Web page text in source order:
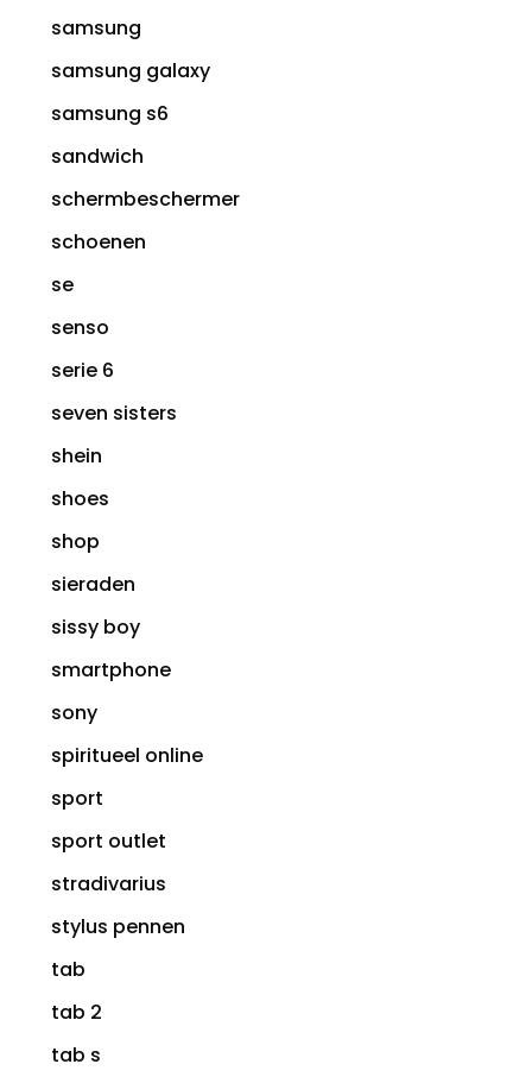
samsung
samsung galaxy
samsung s6
sandwich
schermbeschermer
schoenen
se
senso
serie 6
seven sisters
shein
shoes
shop
sieraden
sissy boy
smartphone
sony
spiritueel online
sport
sport outlet
stradivarius
stylus pennen
tab
tab 2
tab s